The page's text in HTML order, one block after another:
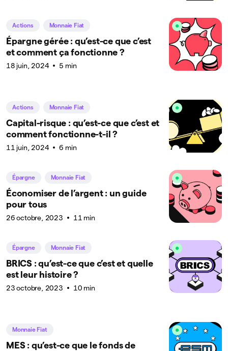
Actions Monnaie Fiat
Épargne gérée : qu’est-ce que c’est
et comment ça fonctionne ?
18 juin, 2024 5 min
Actions Monnaie Fiat
Capital-risque : qu’est-ce que c’est et
comment fonctionne-t-il ?
11 juin, 2024 6 min
Épargne Monnaie Fiat
Économiser de l’argent : un guide
pour tous
26 octobre, 2023 11 min
Épargne Monnaie Fiat
BRICS : qu’est-ce que c’est et quelle
est leur histoire ?
23 octobre, 2023 10 min
Monnaie Fiat
MES : qu’est-ce que le fonds de